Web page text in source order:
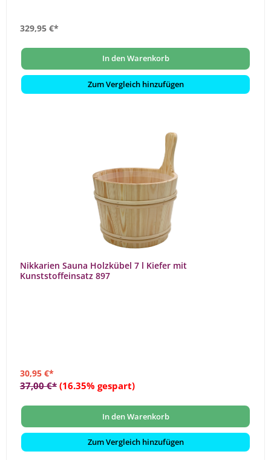
329,95 €*
In den Warenkorb
Zum Vergleich hinzufügen
Nikkarien Sauna Holzkübel 7 l Kiefer mit
Kunststoffeinsatz 897
30,95 €*
37,00 €* (16.35% gespart)
In den Warenkorb
Zum Vergleich hinzufügen